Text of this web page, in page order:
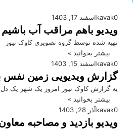
kavakاسفند 17, 1403 0
ویدیو باهم مراقب آب باشیم
تهیه شده توسط گروه تصویری کاوک نیوز
بیشتر بخوانید »
kavakاسفند 15, 1403 0
گزارش ویدیویی زمین
یه گزارش کاوک نیوز امروز یک شهر یک دل
بیشتر بخوانید »
kavakآذر 28, 1403 0
ویدیو بازدید و مصاحبه